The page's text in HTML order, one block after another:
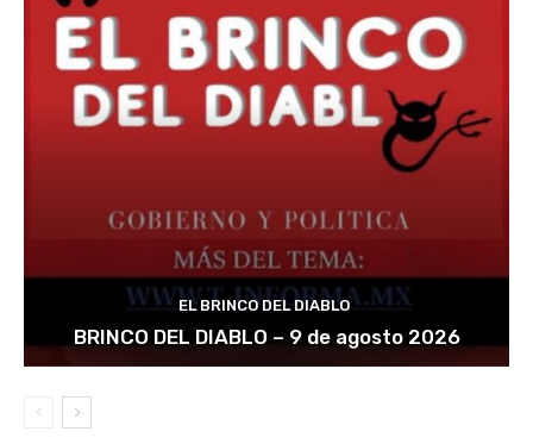
EL BRINCO DEL DIABLO
BRINCO DEL DIABLO – 9 de agosto 2026